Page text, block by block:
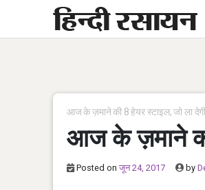
content
आज के ज़माने की 8 हेयर स्टाइल, जो ला
आज के ज़माने
Posted on जून 24, 2017 by